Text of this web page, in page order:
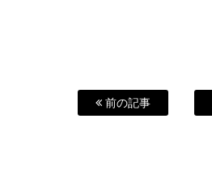
前の記事